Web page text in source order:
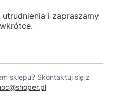
i zapraszamy
wkrótce.
sklepu? Skontaktuj się z